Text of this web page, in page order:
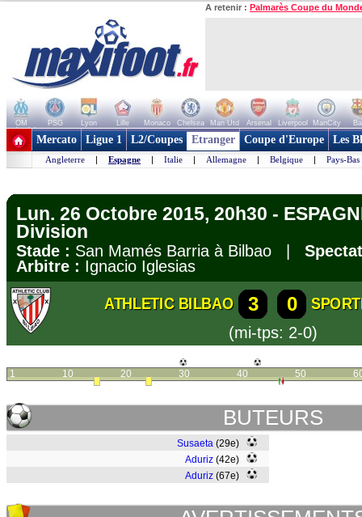
A retenir : Palmarès Coupe du
OM PSG Lyon Lille Monaco Chelsea Man Utd Arsenal Liverpool ManCity
+ de clubs
Mercato Ligue 1 L2/Coupes Etranger Coupe d'Europe Les
Angleterre | Espagne | Italie | Allemagne | Belgique | Pays-Bas
Lun. 26 Octobre 2015, 20h30 -
Division
Stade : San Mamés Barria à Bilbao |
Arbitre : Ignacio Iglesias
ATHLETIC BILBAO 3 0
(mi-tps: 2-0)
1 10 20 30 40 50
BUTEURS
Susaeta (29e)
Aduriz (42e)
Aduriz (67e)